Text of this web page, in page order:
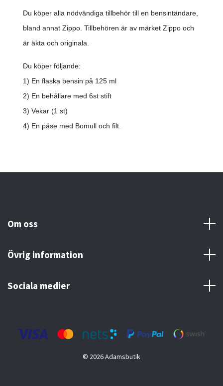
Du köper alla nödvändiga tillbehör till en bensintändare,
bland annat Zippo. Tillbehören är av märket Zippo och
är äkta och originala.
Du köper följande:
1) En flaska bensin på 125 ml
2) En behållare med 6st stift
3) Vekar (1 st)
4) En påse med Bomull och filt.
Om oss
Övrig information
Sociala medier
© 2026 Adamsbutik